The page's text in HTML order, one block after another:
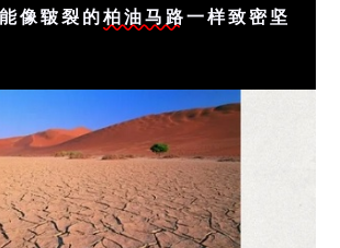
像皲裂的柏油马路一样致密坚